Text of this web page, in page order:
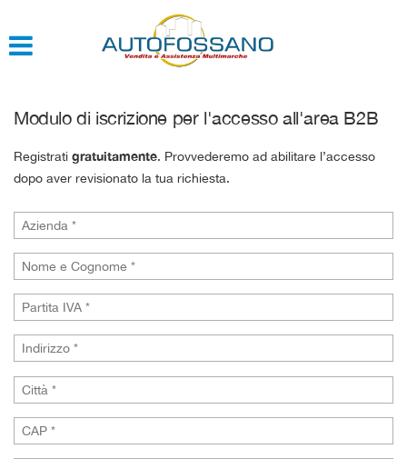
Modulo di iscrizione per l'accesso all'area B2B
Registrati gratuitamente. Provvederemo ad abilitare l’accesso
dopo aver revisionato la tua richiesta.